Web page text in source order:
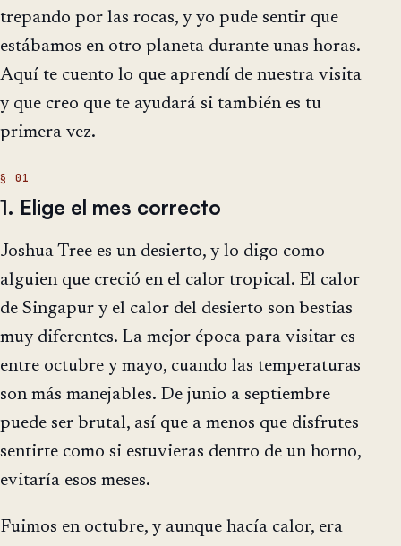
trepando por las rocas, y yo pude sentir que
estábamos en otro planeta durante unas horas.
Aquí te cuento lo que aprendí de nuestra visita
y que creo que te ayudará si también es tu
primera vez.
1. Elige el mes correcto
Joshua Tree es un desierto, y lo digo como
alguien que creció en el calor tropical. El calor
de Singapur y el calor del desierto son bestias
muy diferentes. La mejor época para visitar es
entre octubre y mayo, cuando las temperaturas
son más manejables. De junio a septiembre
puede ser brutal, así que a menos que disfrutes
sentirte como si estuvieras dentro de un horno,
evitaría esos meses.
Fuimos en octubre, y aunque hacía calor, era